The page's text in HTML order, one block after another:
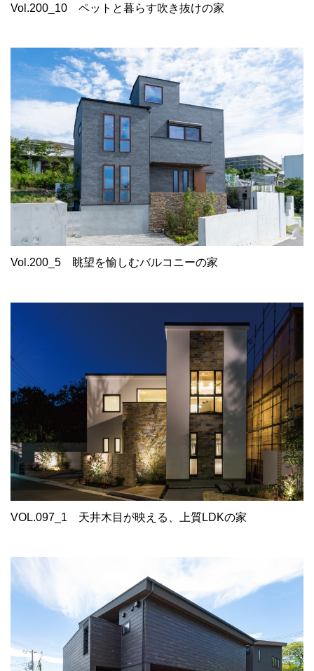
Vol.200_10 ペットと暮らす吹き抜けの家
Vol.200_5 眺望を愉しむバルコニーの家
VOL.097_1 天井木目が映える、上質LDKの家